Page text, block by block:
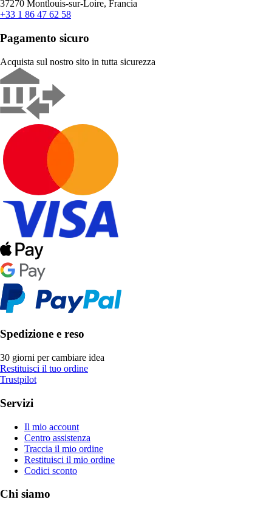
37270 Montlouis-sur-Loire, Francia
+33 1 86 47 62 58
Pagamento sicuro
Acquista sul nostro sito in tutta sicurezza
Spedizione e reso
30 giorni per cambiare idea
Restituisci il tuo ordine
Trustpilot
Servizi
Il mio account
Centro assistenza
Traccia il mio ordine
Restituisci il mio ordine
Codici sconto
Chi siamo